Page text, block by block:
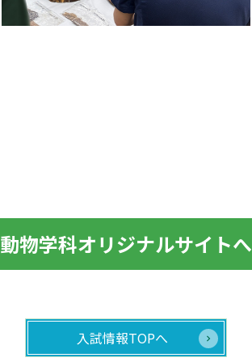
動物学科オリジナルサイトへ
入試情報TOPへ